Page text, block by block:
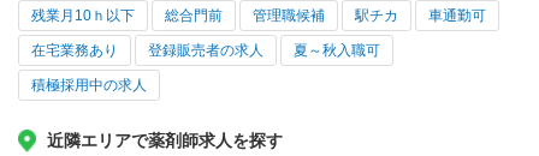
残業月10ｈ以下 総合門前 管理職候補 駅チカ 車通勤可
在宅業務あり 登録販売者の求人 夏～秋入職可
積極採用中の求人
近隣エリアで薬剤師求人を探す